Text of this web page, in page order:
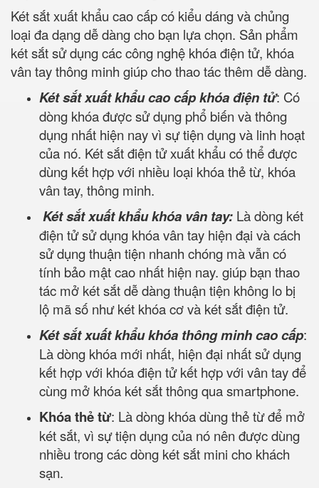
Két sắt xuất khẩu cao cấp có kiểu dáng và chủng
loại đa dạng dễ dàng cho bạn lựa chọn. Sản phẩm
két sắt sử dụng các công nghệ khóa điện tử, khóa
vân tay thông minh giúp cho thao tác thêm dễ dàng.
Két sắt xuất khẩu cao cấp khóa điện tử: Có
dòng khóa được sử dụng phổ biến và thông
dụng nhất hiện nay vì sự tiện dụng và linh hoạt
của nó. Két sắt điện tử xuất khẩu có thể được
dùng kết hợp với nhiều loại khóa thẻ từ, khóa
vân tay, thông minh.
Két sắt xuất khẩu khóa vân tay: Là dòng két
điện tử sử dụng khóa vân tay hiện đại và cách
sử dụng thuận tiện nhanh chóng mà vẫn có
tính bảo mật cao nhất hiện nay. giúp bạn thao
tác mở két sắt dễ dàng thuận tiện không lo bị
lộ mã số như két khóa cơ và két sắt điện tử.
Két sắt xuất khẩu khóa thông minh cao cấp:
Là dòng khóa mới nhất, hiện đại nhất sử dụng
kết hợp với khóa điện tử kết hợp với vân tay để
cùng mở khóa két sắt thông qua smartphone.
Khóa thẻ từ: Là dòng khóa dùng thẻ từ để mở
két sắt, vì sự tiện dụng của nó nên được dùng
nhiều trong các dòng két sắt mini cho khách
sạn.